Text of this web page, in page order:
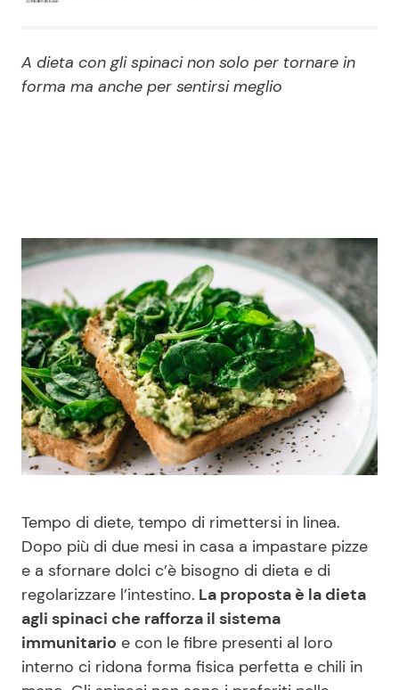
Persone Scomparse Programmi TV
News Cinema
News Musica
News Spettacolo
News dal mondo
Benessere
Casa
Moda e Style
Mondo Mamma
News benessere
Salute
Cucina e Ricette
Consigli di Cucina
Dolci
Le Ricette in TV
Primi Piatti
Ricette Facili e Veloci
A dieta con gli spinaci non solo per tornare in
forma ma anche per sentirsi meglio
Tempo di diete, tempo di rimettersi in linea.
Dopo più di due mesi in casa a impastare pizze
e a sfornare dolci c’è bisogno di dieta e di
regolarizzare l’intestino. La proposta è la dieta
agli spinaci che rafforza il sistema
immunitario e con le fibre presenti al loro
interno ci ridona forma fisica perfetta e chili in